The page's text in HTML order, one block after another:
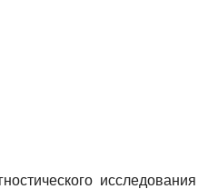
исследования